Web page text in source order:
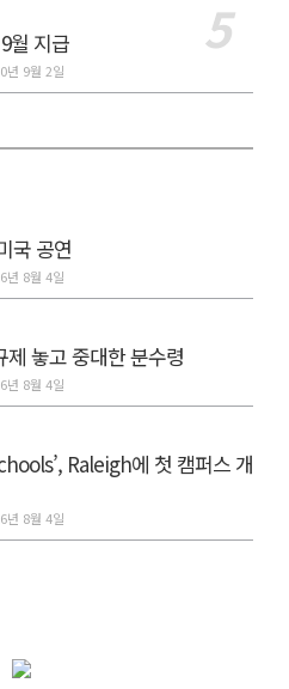
월 지급
년 9월 2일
국 공연
년 8월 4일
놓고 중대한 분수령
년 8월 4일
Raleigh에 첫 캠퍼스 개
년 8월 4일